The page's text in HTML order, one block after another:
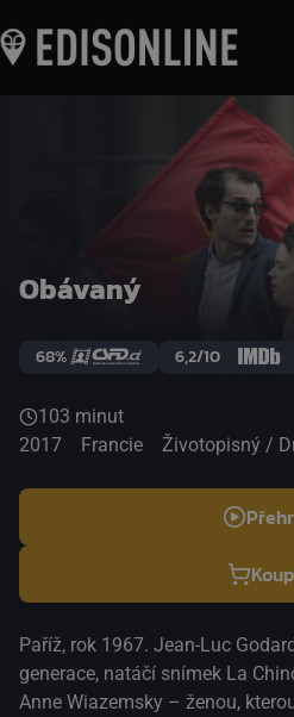
Obávaný
68% 6,2/10
103 minut
2017
Francie Životopisný /
Paříž, rok 1967. Jean-Luc
generace, natáčí snímek La
Anne Wiazemsky – ženou,